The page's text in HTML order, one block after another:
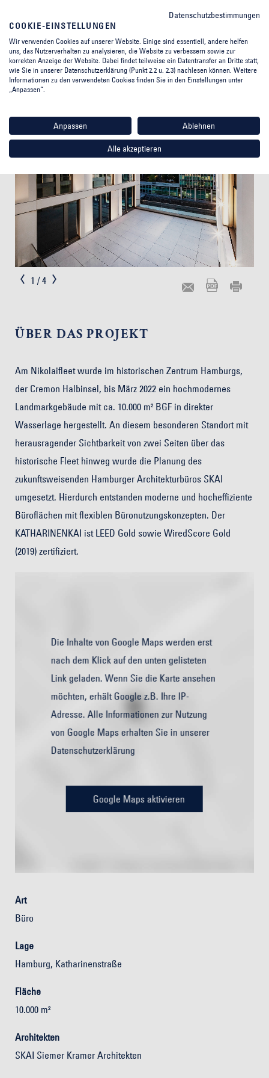
MOMENI GROUP DEVELOPMENT
KATHARINENKAI
1 /4
ÜBER DAS PROJEKT
Am Nikolaifleet wurde im historischen Zentrum Hamburgs,
der Cremon Halbinsel, bis März 2022 ein hochmodernes
Landmarkgebäude mit ca. 10.000 m² BGF in direkter
Wasserlage hergestellt. An diesem besonderen Standort mit
herausragender Sichtbarkeit von zwei Seiten über das
historische Fleet hinweg wurde die Planung des
zukunftsweisenden Hamburger Architekturbüros SKAI
umgesetzt. Hierdurch entstanden moderne und hocheffiziente
Büroflächen mit flexiblen Büronutzungskonzepten. Der
KATHARINENKAI ist LEED Gold sowie WiredScore Gold
(2019) zertifiziert.
Die Inhalte von Google Maps werden erst
nach dem Klick auf den unten gelisteten
Link geladen. Wenn Sie die Karte ansehen
möchten, erhält Google z.B. Ihre IP-
Adresse. Alle Informationen zur Nutzung
von Google Maps erhalten Sie in unserer
Datenschutzerklärung
Google Maps aktivieren
Art
Büro
Lage
Hamburg, Katharinenstraße
Fläche
10.000 m²
Architekten
SKAI Siemer Kramer Architekten
Datenschutzbestimmungen
COOKIE-EINSTELLUNGEN
Wir verwenden Cookies auf unserer Website. Einige sind essentiell, andere helfen
uns, das Nutzerverhalten zu analysieren, die Website zu verbessern sowie zur
korrekten Anzeige der Website. Dabei findet teilweise ein Datentransfer an Dritte statt,
wie Sie in unserer Datenschutzerklärung (Punkt 2.2 u. 2.3) nachlesen können. Weitere
Informationen zu den verwendeten Cookies finden Sie in den Einstellungen unter
„Anpassen“.
Anpassen Ablehnen
Alle akzeptieren